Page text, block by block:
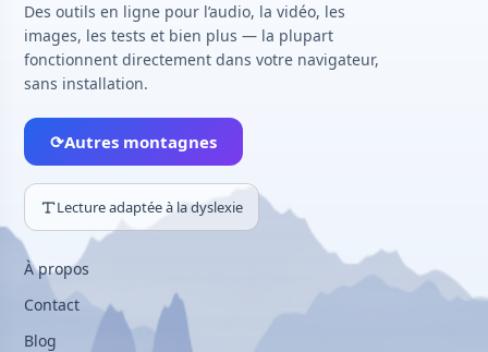
Des outils en ligne pour l’audio, la vidéo, les
images, les tests et bien plus — la plupart
fonctionnent directement dans votre navigateur,
sans installation.
⟳Autres montagnes
Lecture adaptée à la dyslexie
À propos
Contact
Blog